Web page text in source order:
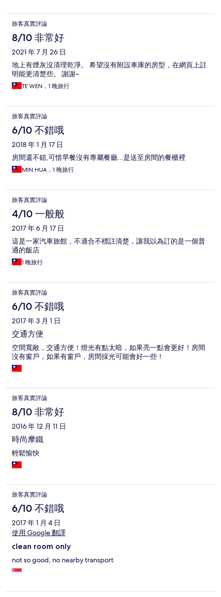
旅客真實評論
8/10 非常好
2021 年 7 月 26 日
地上有煙灰沒清理乾淨。 希望沒有附設車庫的房型，在網頁上註
明能更清楚些。 謝謝~
TE WEN，1 晚旅行
旅客真實評論
6/10 不錯哦
2018 年 1 月 17 日
房間還不錯,可惜早餐沒有專屬餐廳...是送至房間的餐櫃裡
MIN HUA，1 晚旅行
旅客真實評論
4/10 一般般
2017 年 6 月 17 日
這是一家汽車旅館，不適合不標註清楚，讓我以為訂的是一個普
通的飯店
1 晚旅行
旅客真實評論
6/10 不錯哦
2017 年 3 月 1 日
交通方便
空間寬敞，交通方便！燈光有點太暗，如果亮一點會更好！房間
沒有窗戶，如果有窗戶，房間採光可能會好一些！
旅客真實評論
8/10 非常好
2016 年 12 月 11 日
時尚摩鐵
輕鬆愉快
旅客真實評論
6/10 不錯哦
2017 年 1 月 4 日
使用 Google 翻譯
clean room only
not so good, no nearby transport